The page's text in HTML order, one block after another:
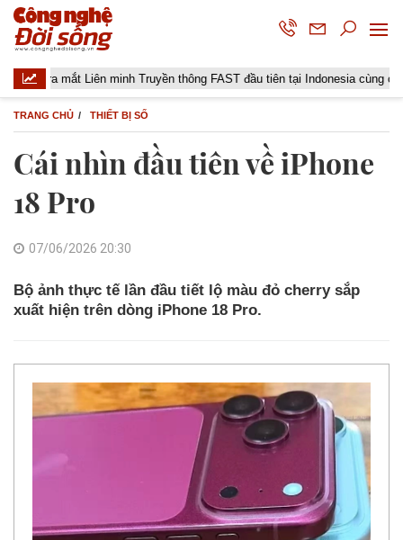
ra mắt Liên minh Truyền thông FAST đầu tiên tại Indonesia cùng các đài
TRANG CHỦ THIẾT BỊ SỐ
Cái nhìn đầu tiên về iPhone
18 Pro
07/06/2026 20:30
Bộ ảnh thực tế lần đầu tiết lộ màu đỏ cherry sắp
xuất hiện trên dòng iPhone 18 Pro.